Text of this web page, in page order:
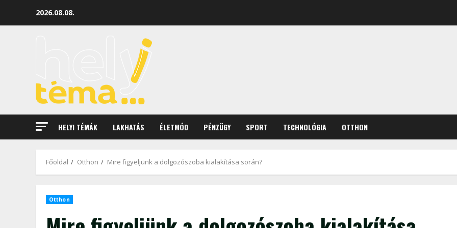
2026.08.08.
HELYI TÉMÁK LAKHATÁS ÉLETMÓD PÉNZÜGY SPORT TECHNOLÓGIA OTTHON
Főoldal Otthon Mire figyeljünk a dolgozószoba kialakítása során?
Otthon